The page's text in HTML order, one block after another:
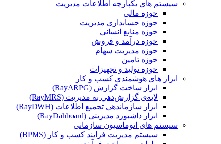
سیستم های یکپارچه اطلاعات مدیریت
حوزه مالی
حوزه حسابداری مدیریت
حوزه منابع انسانی
حوزه درآمد و فروش
حوزه مدیریت سهام
حوزه تامین
حوزه تولید و تجهیزات
ابزار های هوشمندی کسب و کار
ابزار ساخت گزارش (RayARPG)
لایه‌ی گزارش‌دهي به مديريت (RayMRS)
ابزار سازماندهی تجمیع اطلاعات (RayDWH)
ابزار داشبورد مدیریتی (RayDahboard)
سیستم های اتوماسیون سازمانی
سیستم مدیریت فرایند کسب و کار (BPMS)